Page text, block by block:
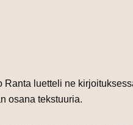
luetteli ne
osana tekstuuria.